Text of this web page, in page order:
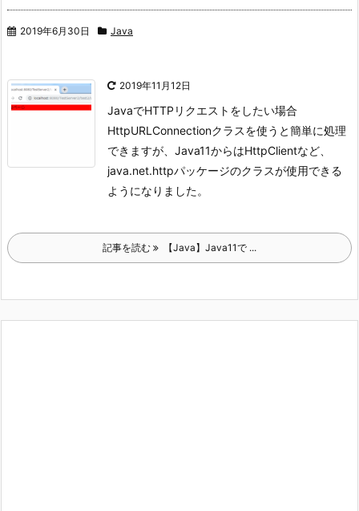
2019年6月30日 Java
2019年11月12日
JavaでHTTPリクエストをしたい場合
HttpURLConnectionクラスを使うと簡単に処理
できますが、Java11からはHttpClientなど、
java.net.httpパッケージのクラスが使用できる
ようになりました。
記事を読む 【Java】Java11で ...